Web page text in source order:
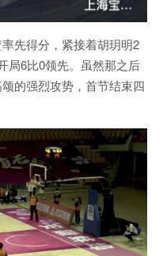
先得分，紧接着胡玥明2
局6比0领先。虽然那之后
的强烈攻势，首节结束四